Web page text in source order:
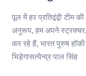
पूल में हर प्रतिद्वंद्वी टीम
अनुरूप, हम अपने
कर रहे हैं, भारत पुरुष
भिड़ेगासत्येन्द्र पाल सिंह